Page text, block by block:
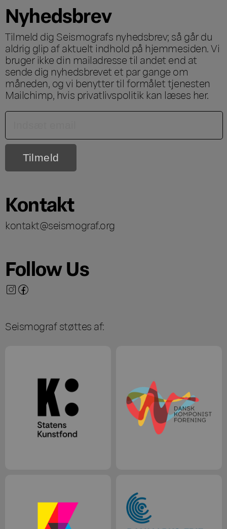
Nyhedsbrev
Tilmeld dig Seismografs nyhedsbrev; så går du
aldrig glip af aktuelt indhold på hjemmesiden. Vi
bruger ikke din mailadresse til andet end at
sende dig nyhedsbrevet et par gange om
måneden, og vi benytter til formålet tjenesten
Mailchimp, hvis privatlivspolitik kan læses her.
Kontakt
kontakt@seismograf.org
Follow Us
Seismograf støttes af: